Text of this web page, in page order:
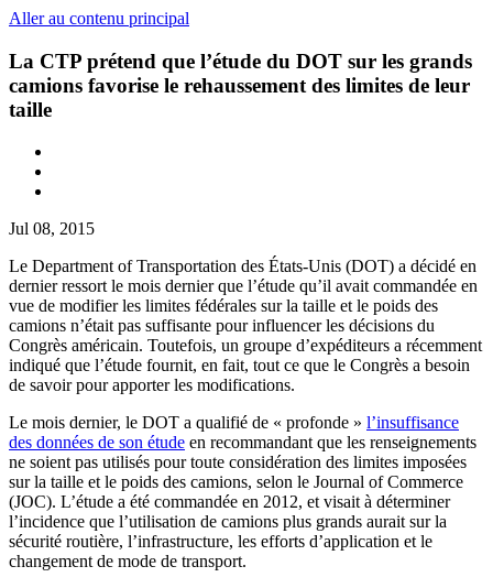
Aller au contenu principal
La CTP prétend que l’étude du DOT sur les grands
camions favorise le rehaussement des limites de leur
taille
Jul 08, 2015
Le Department of Transportation des États-Unis (DOT) a décidé en
dernier ressort le mois dernier que l’étude qu’il avait commandée en
vue de modifier les limites fédérales sur la taille et le poids des
camions n’était pas suffisante pour influencer les décisions du
Congrès américain. Toutefois, un groupe d’expéditeurs a récemment
indiqué que l’étude fournit, en fait, tout ce que le Congrès a besoin
de savoir pour apporter les modifications.
Le mois dernier, le DOT a qualifié de « profonde » l’insuffisance
des données de son étude en recommandant que les renseignements
ne soient pas utilisés pour toute considération des limites imposées
sur la taille et le poids des camions, selon le Journal of Commerce
(JOC). L’étude a été commandée en 2012, et visait à déterminer
l’incidence que l’utilisation de camions plus grands aurait sur la
sécurité routière, l’infrastructure, les efforts d’application et le
changement de mode de transport.